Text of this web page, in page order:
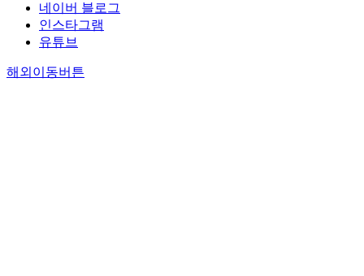
네이버 블로그
인스타그램
유튜브
해외이동버튼